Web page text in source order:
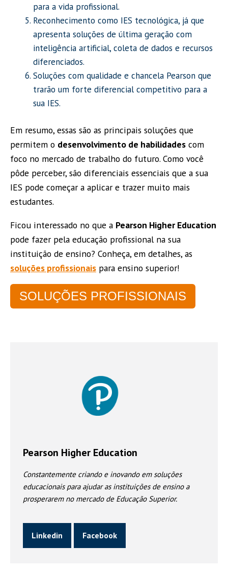
para a vida profissional.
Reconhecimento como IES tecnológica, já que
apresenta soluções de última geração com
inteligência artificial, coleta de dados e recursos
diferenciados.
Soluções com qualidade e chancela Pearson que
trarão um forte diferencial competitivo para a
sua IES.
Em resumo, essas são as principais soluções que
permitem o desenvolvimento de habilidades com
foco no mercado de trabalho do futuro. Como você
pôde perceber, são diferenciais essenciais que a sua
IES pode começar a aplicar e trazer muito mais
estudantes.
Ficou interessado no que a Pearson Higher Education
pode fazer pela educação profissional na sua
instituição de ensino? Conheça, em detalhes, as
soluções profissionais para ensino superior!
SOLUÇÕES PROFISSIONAIS
Pearson Higher Education
Constantemente criando e inovando em soluções
educacionais para ajudar as instituições de ensino a
prosperarem no mercado de Educação Superior.
Linkedin Facebook